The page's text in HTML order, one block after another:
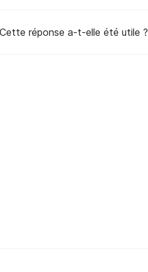
Cette réponse a-t-elle été utile ?